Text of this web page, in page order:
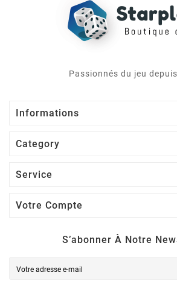
Passionnés du jeu
Informations
Category
Service
Votre Compte
S’abonner À Notre